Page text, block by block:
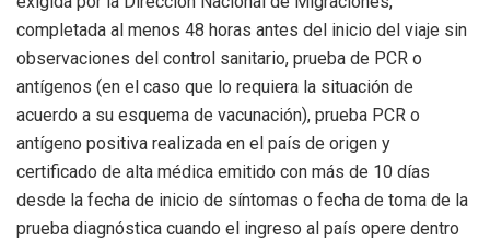
completada al menos 48 horas antes del inicio del viaje sin
observaciones del control sanitario, prueba de PCR o
antígenos (en el caso que lo requiera la situación de
acuerdo a su esquema de vacunación), prueba PCR o
antígeno positiva realizada en el país de origen y
certificado de alta médica emitido con más de 10 días
desde la fecha de inicio de síntomas o fecha de toma de la
prueba diagnóstica cuando el ingreso al país opere dentro